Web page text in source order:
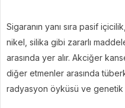
Sigaranın yanı sıra pasif
nikel, silika gibi zararlı
arasında yer alır. Akciğer
diğer etmenler arasında
radyasyon öyküsü ve genetik